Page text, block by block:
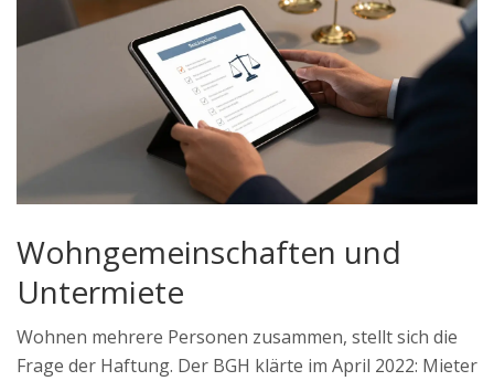
Wohngemeinschaften und
Untermiete
Wohnen mehrere Personen zusammen, stellt sich die
Frage der Haftung. Der BGH klärte im April 2022: Mieter